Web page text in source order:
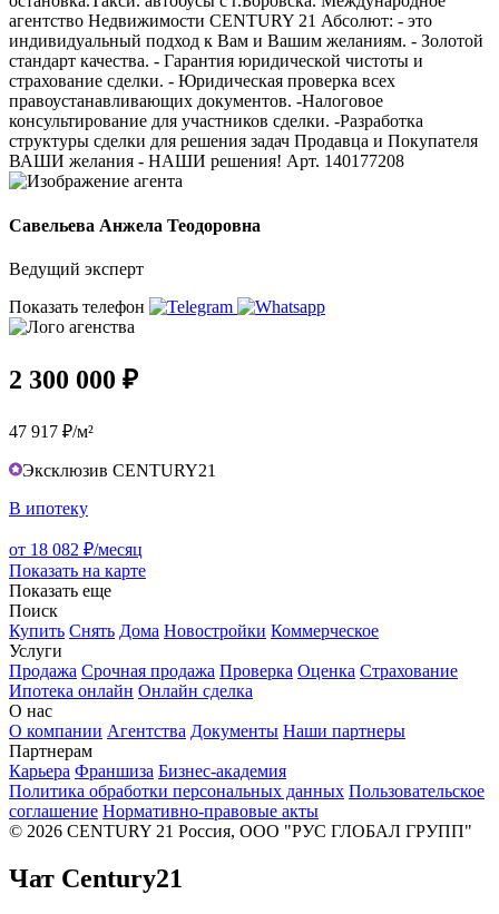
агентство Недвижимости CENTURY 21 Абсолют: - это
индивидуальный подход к Вам и Вашим желаниям. - Золотой
стандарт качества. - Гарантия юридической чистоты и
страхование сделки. - Юридическая проверка всех
правоустанавливающих документов. -Налоговое
консультирование для участников сделки. -Разработка
структуры сделки для решения задач Продавца и Покупателя
ВАШИ желания - НАШИ решения! Арт. 140177208
Савельева Анжела Теодоровна
Ведущий эксперт
Показать телефон
2 300 000 ₽
47 917 ₽/м²
Эксклюзив CENTURY21
В ипотеку
от 18 082 ₽/месяц
Показать на карте
Показать еще
Поиск
Купить Снять Дома Новостройки Коммерческое
Услуги
Продажа Срочная продажа Проверка Оценка Страхование
Ипотека онлайн Онлайн сделка
О нас
О компании Агентства Документы Наши партнеры
Партнерам
Карьера Франшиза Бизнес-академия
Политика обработки персональных данных Пользовательское
соглашение Нормативно-правовые акты
© 2026 CENTURY 21 Россия, ООО "РУС ГЛОБАЛ ГРУПП"
Чат Century21